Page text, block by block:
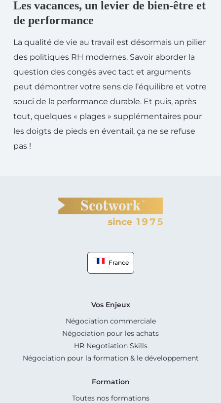
Les vacances, un levier de bien-être et
de performance
La qualité de vie au travail est désormais un pilier
des politiques RH modernes. Savoir aborder la
question des congés avec tact et arguments
peut démontrer votre sens de l’équilibre et votre
souci de la performance durable. Et puis, après
tout, quelques « plages » supplémentaires pour
les doigts de pieds en éventail, ça ne se refuse
pas !
France
Vos Enjeux
Négociation commerciale
Négociation pour les achats
HR Negotiation Skills
Négociation pour la formation & le développement
Formation
Toutes nos formations